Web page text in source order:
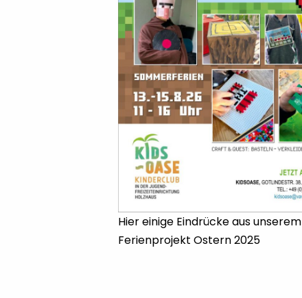
Hier einige Eindrücke aus unserem
Ferienprojekt Ostern 2025